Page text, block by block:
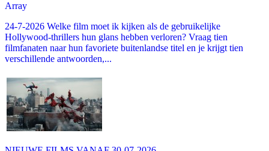
Array
24-7-2026 Welke film moet ik kijken als de gebruikelijke
Hollywood-thrillers hun glans hebben verloren? Vraag tien
filmfanaten naar hun favoriete buitenlandse titel en je krijgt tien
verschillende antwoorden,...